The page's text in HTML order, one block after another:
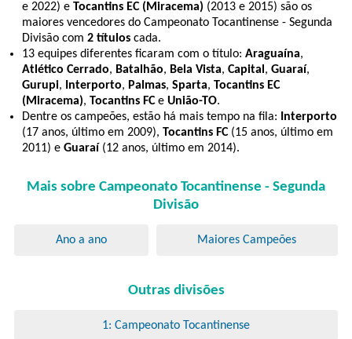
e 2022) e Tocantins EC (Miracema) (2013 e 2015) são os
maiores vencedores do Campeonato Tocantinense - Segunda
Divisão com 2 títulos cada.
13 equipes diferentes ficaram com o título: Araguaína,
Atlético Cerrado, Batalhão, Bela Vista, Capital , Guaraí,
Gurupi, Interporto, Palmas, Sparta, Tocantins EC
(Miracema), Tocantins FCe União-TO.
Dentre os campeões, estão há mais tempo na fila:
Interporto
(17 anos, último em 2009), Tocantins FC(15 anos, último em
2011) e Guaraí (12 anos, último em 2014).
Mais sobre Campeonato Tocantinense - Segunda
Divisão
Ano a ano Maiores Campeões
Outras divisões
1: Campeonato Tocantinense